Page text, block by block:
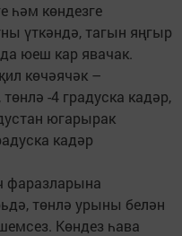
һәм көндезге
үткәндә, тагын яңгыр
юеш кар явачак.
көчәячәк –
-4 градуска кадәр,
югарырак
кадәр
фаразларына
төнлә урыны белән
Көндез һава